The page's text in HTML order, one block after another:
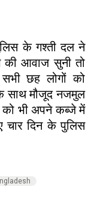
के गश्ती दल ने
आवाज सुनी तो
छह लोगों को
साथ मौजूद नजमुल
भी अपने कब्जे में
चार दिन के पुलिस